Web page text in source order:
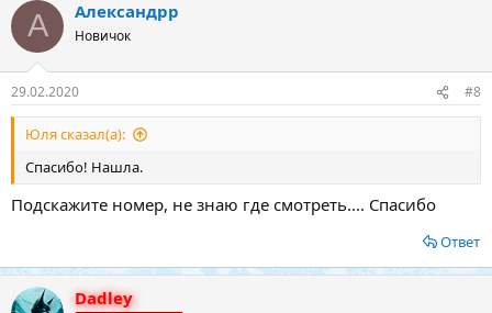
к
и
А Александрр
Новичок
29.02.2020 #8
Юля сказал(а):
Спасибо! Нашла.
Подскажите номер, не знаю где смотреть.... Спасибо
Ответ
Dadley